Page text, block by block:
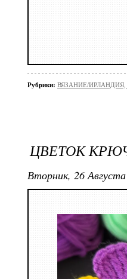
Рубрики: ВЯЗАНИЕ/
ЦВЕТОК
Вторник, 26